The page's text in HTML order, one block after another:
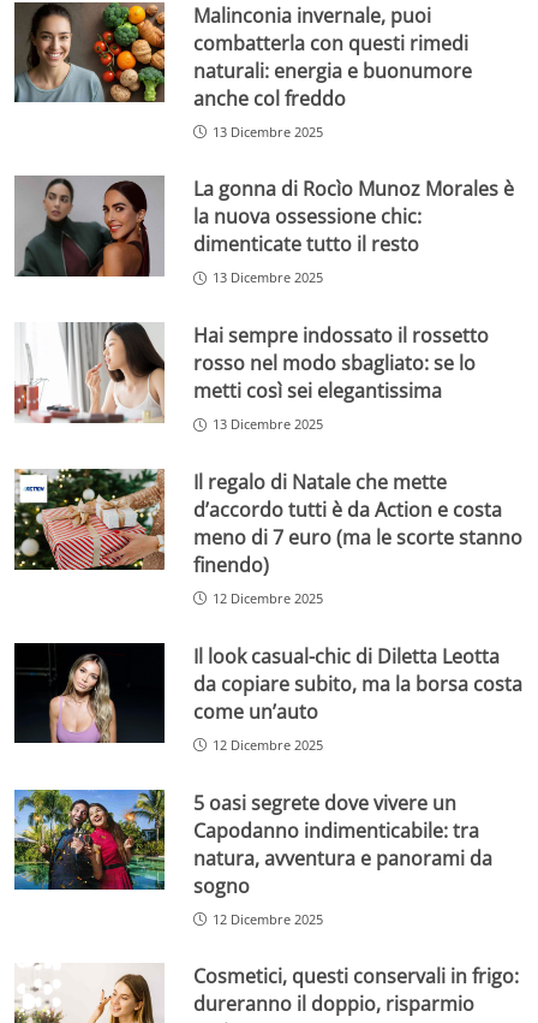
Malinconia invernale, puoi
combatterla con questi rimedi
naturali: energia e buonumore
anche col freddo
13 Dicembre 2025
La gonna di Rocìo Munoz Morales è
la nuova ossessione chic:
dimenticate tutto il resto
13 Dicembre 2025
Hai sempre indossato il rossetto
rosso nel modo sbagliato: se lo
metti così sei elegantissima
13 Dicembre 2025
Il regalo di Natale che mette
d’accordo tutti è da Action e costa
meno di 7 euro (ma le scorte stanno
finendo)
12 Dicembre 2025
Il look casual-chic di Diletta Leotta
da copiare subito, ma la borsa costa
come un’auto
12 Dicembre 2025
5 oasi segrete dove vivere un
Capodanno indimenticabile: tra
natura, avventura e panorami da
sogno
12 Dicembre 2025
Cosmetici, questi conservali in frigo:
dureranno il doppio, risparmio